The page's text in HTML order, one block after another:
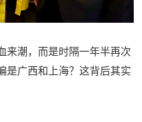
来潮，而是时隔一年半再次
是广西和上海？这背后其实